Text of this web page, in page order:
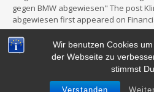
Wir benutzen Cookies
der Webseite zu
stimmst
Verstanden
gegen BMW abgewiesen" The post
abgewiesen first appeared on
Powered byWordPress&Portfolio.